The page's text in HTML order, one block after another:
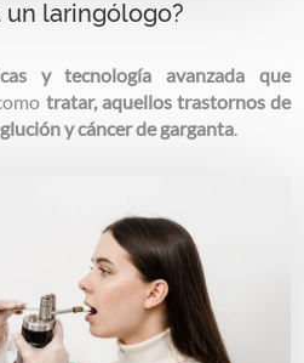
un laringólogo?
y tecnología avanzada que
tratar, aquellos trastornos de
y cáncer de garganta.